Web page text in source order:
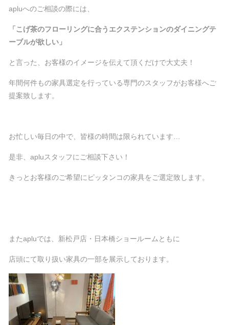
apluへのご相談の際には、
「こげ茶のフローリングに合うエクステンションのダイニングテ
ーブルが欲しい」
と言った、お客様のイメージを伝えて頂くだけで大丈夫！
年間何件もの家具選定を行っている専門のスタッフがお客様へご
提案致します。
お忙しい毎日の中で、皆様の時間は限られています…
是非、apluスタッフにご相談下さい！
きっとお客様のご希望にピッタンコの家具をご選定致します。
またapluでは、新松戸店・日本橋ショールームともに
店頭にて取り扱い家具の一部を展示しております。